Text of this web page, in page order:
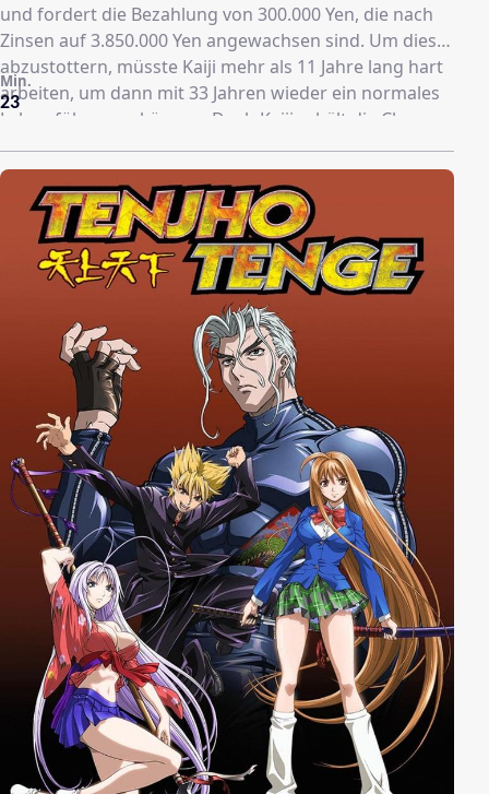
und fordert die Bezahlung von 300.000 Yen, die nach
Zinsen auf 3.850.000 Yen angewachsen sind. Um diese
abzustottern, müsste Kaiji mehr als 11 Jahre lang hart
arbeiten, um dann mit 33 Jahren wieder ein normales
Leben führen zu können. Doch Kaiji erhält die Chance,
an einem Spiel auf einem Schiff teilzunehmen wo er
sich von seinen Schulden freispielen könnte. Auf dem
Schiff erfährt er, dass es sich um das bekannte Spiel
"Schere, Stein, Papier" handelt, jedoch mit etwas
anderen Regeln, die fatale Folgen für die Teilnehmer
haben könnten. Gelingt es mit Verbündeten das
System mit Taktik zu überlisten? Kommt Kaiji aus
diesem Teufelsspiel wieder unbeschadet heraus? Die
Geschichte entwickelt sich noch deutlich weiter und
dies ist lediglich der Anfang einer spannenden
Odyssee und einem Spiel um die Schicksale
verzweifelter, hoffnungsloser Seelen.
23
Min.